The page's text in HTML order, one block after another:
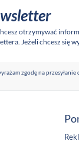
otrzymywać
Jeżeli chcesz się
zgodę na